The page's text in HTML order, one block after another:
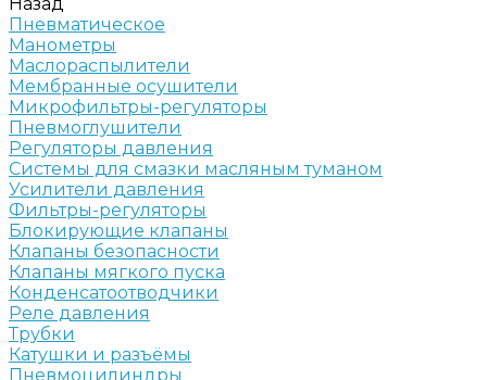
Пневматическое
Манометры
Маслораспылители
Мембранные осушители
Микрофильтры-регуляторы
Пневмоглушители
Регуляторы давления
Системы для смазки масляным туманом
Усилители давления
Фильтры-регуляторы
Блокирующие клапаны
Клапаны безопасности
Клапаны мягкого пуска
Конденсатоотводчики
Реле давления
Трубки
Катушки и разъёмы
Пневмоцилиндры